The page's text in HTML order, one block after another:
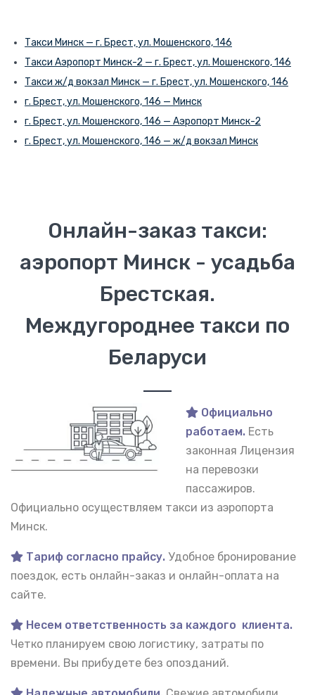
Такси Минск — г. Брест, ул. Мошенского, 146
Такси Аэропорт Минск-2 — г. Брест, ул. Мошенского, 146
Такси ж/д вокзал Минск — г. Брест, ул. Мошенского, 146
г. Брест, ул. Мошенского, 146 — Минск
г. Брест, ул. Мошенского, 146 — Аэропорт Минск-2
г. Брест, ул. Мошенского, 146 — ж/д вокзал Минск
Онлайн-заказ такси:
аэропорт Минск - усадьба
Брестская.
Междугороднее такси по
Беларуси
Официально
работаем. Есть
законная Лицензия
на перевозки
пассажиров.
Официально осуществляем такси из аэропорта
Минск.
Тариф согласно прайсу. Удобное бронирование
поездок, есть онлайн-заказ и онлайн-оплата на
сайте.
Несем ответственность за каждого клиента.
Четко планируем свою логистику, затраты по
времени. Вы прибудете без опозданий.